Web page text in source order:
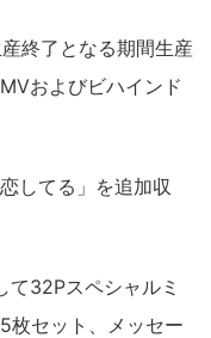
終了となる期間生産
およびビハインド
してる」を追加収
32Pスペシャルミ
枚セット、メッセー